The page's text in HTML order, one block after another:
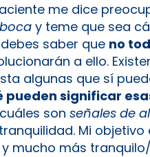
me dice
y teme que sea
saber que no
a ello.
algunas que sí
pueden significar
son señales de
Mi
mucho más